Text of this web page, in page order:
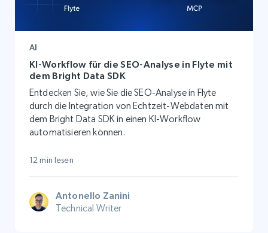
AI
KI-Workflow für die SEO-Analyse in Flyte mit
dem Bright Data SDK
Entdecken Sie, wie Sie die SEO-Analyse in Flyte
durch die Integration von Echtzeit-Webdaten mit
dem Bright Data SDK in einen KI-Workflow
automatisieren können.
12 min lesen
Antonello Zanini
Technical Writer